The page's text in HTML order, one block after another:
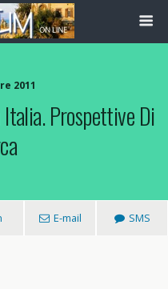
2011
Prospettive Di
E-mail SMS